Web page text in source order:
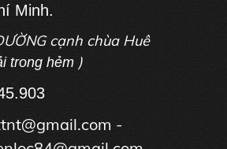
Minh.
cạnh chùa Huê
trong hẻm )
-